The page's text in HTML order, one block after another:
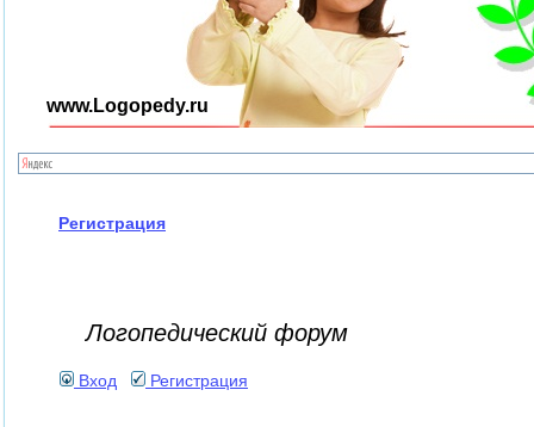
www.Logopedy.ru
Регистрация
Логопедический форум
Вход Регистрация